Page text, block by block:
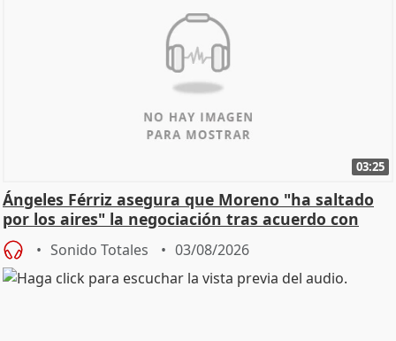
03:25
Ángeles Férriz asegura que Moreno "ha saltado
por los aires" la negociación tras acuerdo con
SMA
Sonido Totales 03/08/2026